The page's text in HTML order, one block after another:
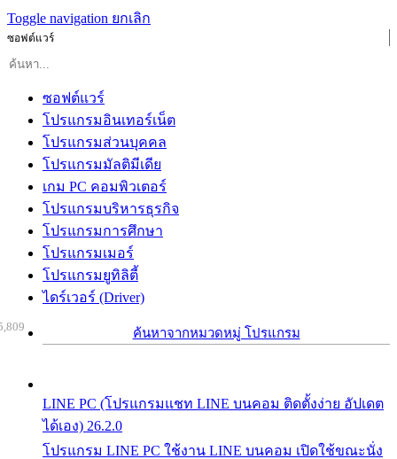
Toggle navigation ยกเลิก
ซอฟต์แวร์
ซอฟต์แวร์
โปรแกรมอินเทอร์เน็ต
โปรแกรมส่วนบุคคล
โปรแกรมมัลติมีเดีย
เกม PC คอมพิวเตอร์
โปรแกรมบริหารธุรกิจ
โปรแกรมการศึกษา
โปรแกรมเมอร์
โปรแกรมยูทิลิตี้
ไดร์เวอร์ (Driver)
ค้นหาจากหมวดหมู่ โปรแกรม
LINE PC (โปรแกรมแชท LINE บนคอม ติดตั้งง่าย อัปเดต
ได้เอง) 26.2.0
โปรแกรม LINE PC ใช้งาน LINE บนคอม เปิดใช้ขณะนั่ง